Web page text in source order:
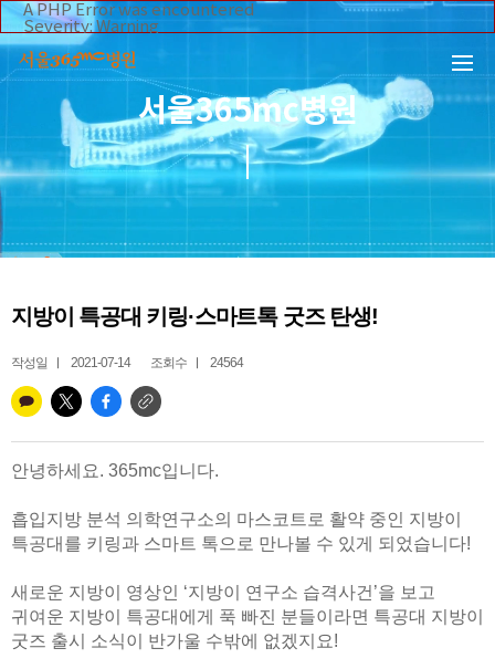
A PHP Error was encountered
Severity: Warning
Message: Invalid argument supplied for foreach()
Filename: _inc/header_body.php
Line Number: 108
Backtrace:
File:
/home/suction/public_html/application/views/mobile/
Line: 108
Function: _error_handler
File:
/home/suction/public_html/application/views/mobile/
Line: 295
File:
/home/suction/public_html/application/core/
File:
/home/suction/public_html/application/controllers/
Function: view_print
File: /home/suction/public_html/index.php
Line: 327
Function: require_once
본문 바로가기
서울365mc병원
지방이 특공대 키링·스마트톡 굿즈 탄생!
작성일 2021-07-14 조회수 24564
안녕하세요. 365mc입니다.
흡입지방 분석 의학연구소의 마스코트로 활약 중인 지방이
특공대를 키링과 스마트 톡으로 만나볼 수 있게 되었습니다!
새로운 지방이 영상인 ‘지방이 연구소 습격사건’을 보고
귀여운 지방이 특공대에게 푹 빠진 분들이라면 특공대 지방이
굿즈 출시 소식이 반가울 수밖에 없겠지요!